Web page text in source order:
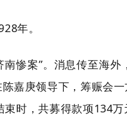
年。
惨案”。消息传至海
嘉庚领导下，筹赈会
时，共募得款项134